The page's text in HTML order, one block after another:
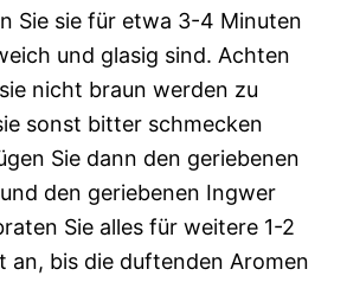
Sie sie für etwa 3-4 Minuten
und glasig sind. Achten
nicht braun werden zu
sonst bitter schmecken
Sie dann den geriebenen
den geriebenen Ingwer
Sie alles für weitere 1-2
an, bis die duftenden Aromen